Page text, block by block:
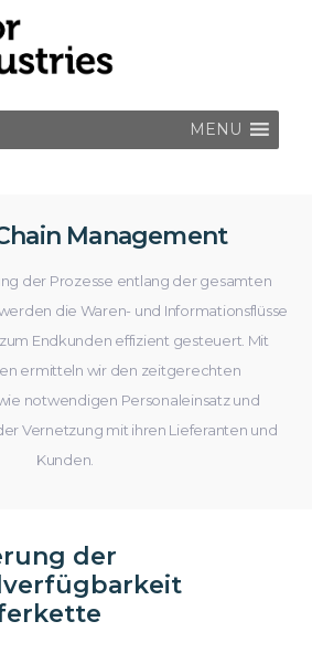
MENU
Management
der Prozesse entlang der gesamten
die Waren- und Informationsflüsse
Endkunden effizient gesteuert. Mit
ermitteln wir den zeitgerechten
notwendigen Personaleinsatz und
Vernetzung mit ihren Lieferanten und
Kunden.
der